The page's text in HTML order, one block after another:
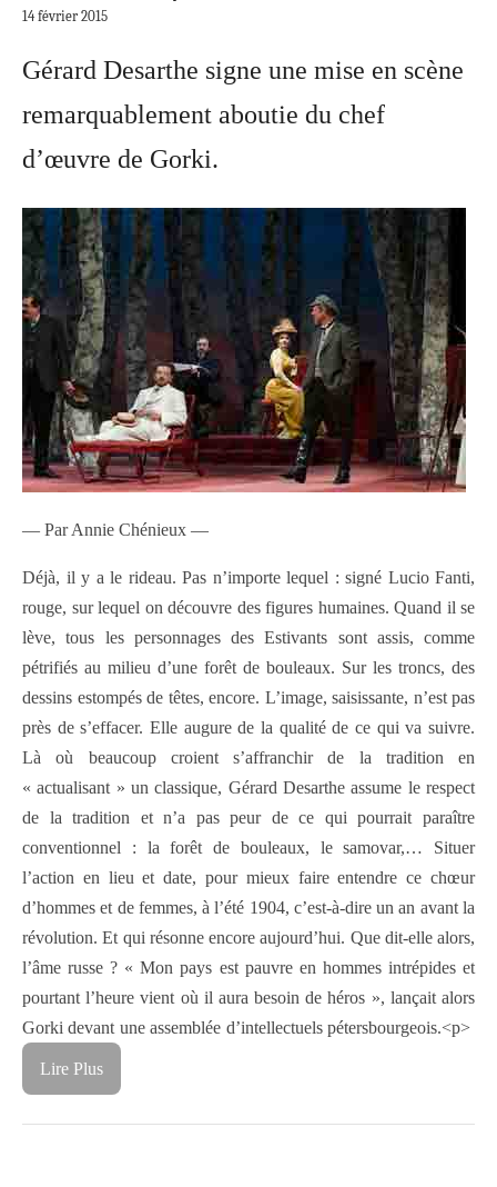
14 février 2015
Gérard Desarthe signe une mise en scène
remarquablement aboutie du chef
d’œuvre de Gorki.
— Par Annie Chénieux —
Déjà, il y a le rideau. Pas n’importe lequel : signé Lucio Fanti,
rouge, sur lequel on découvre des figures humaines. Quand il se
lève, tous les personnages des Estivants sont assis, comme
pétrifiés au milieu d’une forêt de bouleaux. Sur les troncs, des
dessins estompés de têtes, encore. L’image, saisissante, n’est pas
près de s’effacer. Elle augure de la qualité de ce qui va suivre.
Là où beaucoup croient s’affranchir de la tradition en
« actualisant » un classique, Gérard Desarthe assume le respect
de la tradition et n’a pas peur de ce qui pourrait paraître
conventionnel : la forêt de bouleaux, le samovar,… Situer
l’action en lieu et date, pour mieux faire entendre ce chœur
d’hommes et de femmes, à l’été 1904, c’est-à-dire un an avant la
révolution. Et qui résonne encore aujourd’hui. Que dit-elle alors,
l’âme russe ? « Mon pays est pauvre en hommes intrépides et
pourtant l’heure vient où il aura besoin de héros », lançait alors
Gorki devant une assemblée d’intellectuels pétersbourgeois.<p>
Lire Plus